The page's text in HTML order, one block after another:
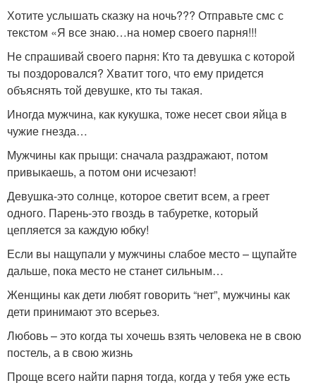
Хотите услышать сказку на ночь??? Отправьте смс с
текстом «Я все знаю…на номер своего парня!!!
Не спрашивай своего парня: Кто та девушка с которой
ты поздоровался? Хватит того, что ему придется
объяснять той девушке, кто ты такая.
Иногда мужчина, как кукушка, тоже несет свои яйца в
чужие гнезда…
Мужчины как прыщи: сначала раздражают, потом
привыкаешь, а потом они исчезают!
Девушка-это солнце, которое светит всем, а греет
одного. Парень-это гвоздь в табуретке, который
цепляется за каждую юбку!
Если вы нащупали у мужчины слабое место – щупайте
дальше, пока место не станет сильным…
Женщины как дети любят говорить “нет”, мужчины как
дети принимают это всерьез.
Любовь – это когда ты хочешь взять человека не в свою
постель, а в свою жизнь
Проще всего найти парня тогда, когда у тебя уже есть